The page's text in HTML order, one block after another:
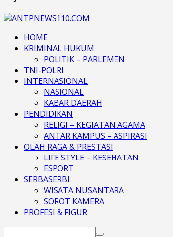
HOME
KRIMINAL HUKUM
POLITIK – PARLEMEN
TNI-POLRI
INTERNASIONAL
NASIONAL
KABAR DAERAH
PENDIDIKAN
RELIGI – KEGIATAN AGAMA
ANTAR KAMPUS – ASPIRASI
OLAH RAGA & PRESTASI
LIFE STYLE – KESEHATAN
ESPORT
SERBASERBI
WISATA NUSANTARA
SOROT KAMERA
PROFESI & FIGUR
Search